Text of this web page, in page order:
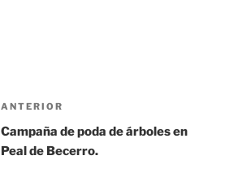
Navegación
de
entradas
Entrada
anterior:
ANTERIOR
Campaña de poda de árboles en
Peal de Becerro.